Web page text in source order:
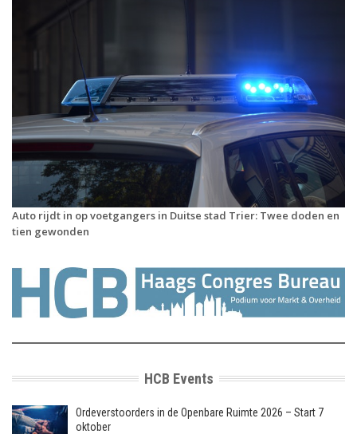
Auto rijdt in op voetgangers in Duitse stad Trier: Twee doden en
tien gewonden
HCB Events
Ordeverstoorders in de Openbare Ruimte 2026 – Start 7
oktober